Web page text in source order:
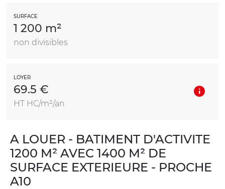
SURFACE
1 200 m²
non divisibles
LOYER
69.5 €
HT HC/m²/an
A LOUER - BATIMENT D'ACTIVITE
1200 M² AVEC 1400 M² DE
SURFACE EXTERIEURE - PROCHE
A10